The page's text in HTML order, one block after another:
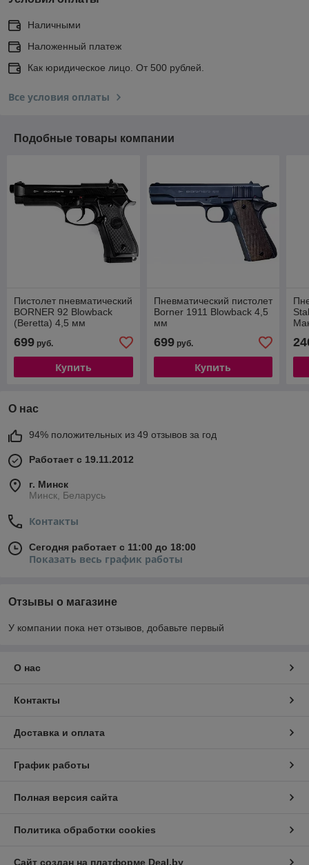
Наличными
Наложенный платеж
Как юридическое лицо. От 500 рублей.
Все условия оплаты
Подобные товары компании
Пистолет пневматический
BORNER 92 Blowback
(Beretta) 4,5 мм
699 руб.
Купить
Пневматический пистолет
Borner 1911 Blowback 4,5
мм
699руб.
Купить
О нас
94% положительных из 49 отзывов за год
Работает с 19.11.2012
г. Минск
Минск, Беларусь
Контакты
Сегодня работает с 11:00 до 18:00
Показать весь график работы
Отзывы о магазине
У компании пока нет отзывов, добавьте первый
О нас
Контакты
Доставка и оплата
График работы
Полная версия сайта
Политика обработки cookies
Сайт создан на платформе Deal.by